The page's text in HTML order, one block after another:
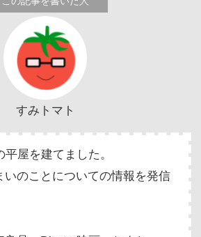
すみトマト
屋を建てました。
いのことについての情報を発信